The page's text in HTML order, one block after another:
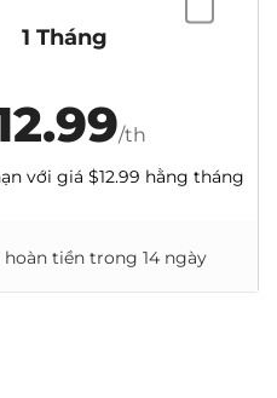
1 Tháng
/th
với giá $12.99 hằng tháng
tiền trong 14 ngày